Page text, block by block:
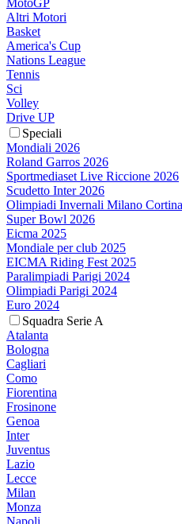
MotoGP
Altri Motori
Basket
America's Cup
Nations League
Tennis
Sci
Volley
Drive UP
Speciali
Mondiali 2026
Roland Garros 2026
Sportmediaset Live Riccione 2026
Scudetto Inter 2026
Olimpiadi Invernali Milano
Super Bowl 2026
Eicma 2025
Mondiale per club 2025
EICMA Riding Fest 2025
Paralimpiadi Parigi 2024
Olimpiadi Parigi 2024
Euro 2024
Squadra Serie A
Atalanta
Bologna
Cagliari
Como
Fiorentina
Frosinone
Genoa
Inter
Juventus
Lazio
Lecce
Milan
Monza
Napoli